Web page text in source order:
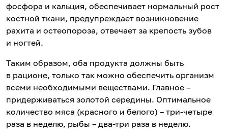
фосфора и кальция, обеспечивает нормальный рост
костной ткани, предупреждает возникновение
рахита и остеопороза, отвечает за крепость зубов
и ногтей.
Таким образом, оба продукта должны быть
в рационе, только так можно обеспечить организм
всеми необходимыми веществами. Главное –
придерживаться золотой середины. Оптимальное
количество мяса (красного и белого) – три-четыре
раза в неделю, рыбы – два-три раза в неделю.